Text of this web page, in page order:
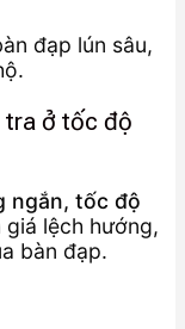
đạp lún sâu,
tra ở tốc độ
ngắn, tốc độ
giá lệch hướng,
bàn đạp.